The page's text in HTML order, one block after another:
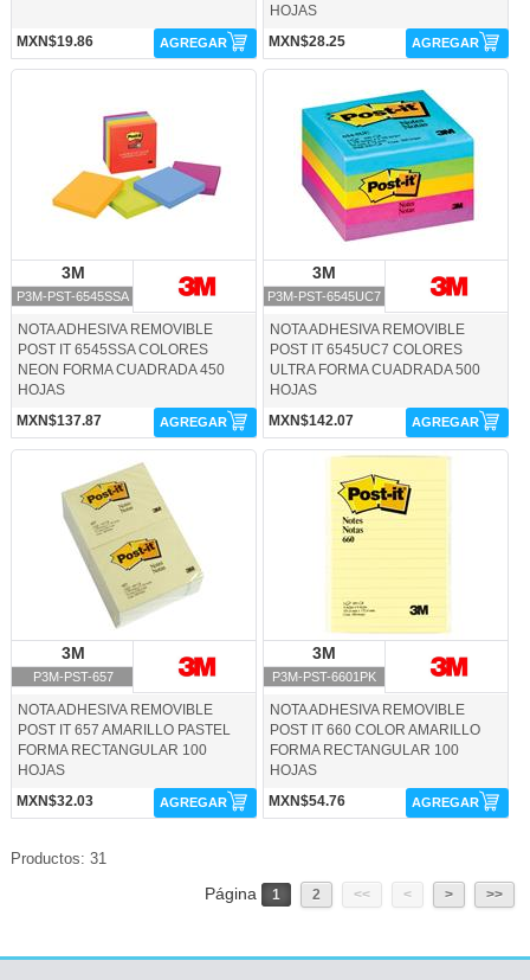
MXN$19.86 AGREGAR
HOJAS
MXN$28.25
AGREGAR
3M
P3M-PST-6545SSA
NOTA ADHESIVA REMOVIBLE
POST IT 6545SSA COLORES
NEON FORMA CUADRADA 450
HOJAS
MXN$137.87
AGREGAR
3M
P3M-PST-6545UC7
NOTA ADHESIVA REMOVIBLE
POST IT 6545UC7 COLORES
ULTRA FORMA CUADRADA 500
HOJAS
MXN$142.07
AGREGAR
3M
P3M-PST-657
NOTA ADHESIVA REMOVIBLE
POST IT 657 AMARILLO PASTEL
FORMA RECTANGULAR 100
HOJAS
MXN$32.03
AGREGAR
P3M-PST-6601PK-3M
3M
P3M-PST-6601PK
NOTA ADHESIVA REMOVIBLE
POST IT 660 COLOR AMARILLO
FORMA RECTANGULAR 100
HOJAS
MXN$54.76
AGREGAR
Productos: 31
Página 1 2 << < > >>